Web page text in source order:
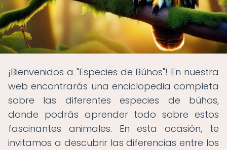
¡Bienvenidos a "Especies de Búhos"! En nuestra
web encontrarás una enciclopedia completa
sobre las diferentes especies de búhos,
donde podrás aprender todo sobre estos
fascinantes animales. En esta ocasión, te
invitamos a descubrir las diferencias entre los